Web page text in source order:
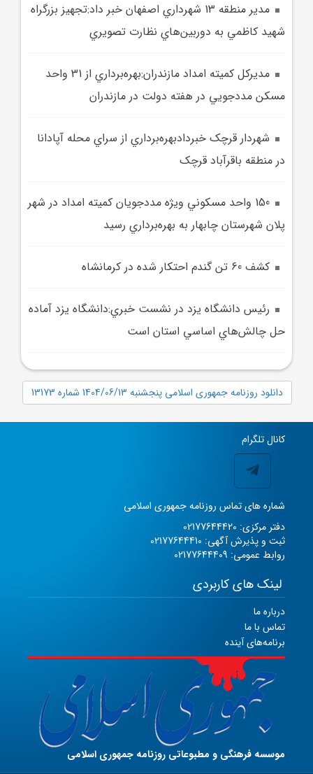
مدير منطقه 13 شهرداري اصفهان خبر داد:تجهيز بزرگراه
شهيد کاظمي به دوربين‌هاي نظارت تصويري
مديرکل کميته امداد مازندران:بهره‌برداري از 31 واحد
مسکن مددجويي در هفته دولت در مازندران
شهردار قرچک خبردادبهره‌برداري از سراي محله آپادانا
در منطقه باقرآباد قرچک
150 واحد مسکوني ويژه مددجويان کميته امداد در شهر
پلان شهرستان چابهار به بهره‌برداري رسيد
کشف 60 تن گندم احتکار شده در کرمانشاه
رئيس دانشگاه يزد در نشست خبري:دانشگاه يزد آماده
حل چالش‌هاي اساسي استان است
دانلود روزنامه جمهوری اسلامی پنجشنبه 1404/06/13 شماره 13173
کانال تلگرام
شماره های تماس روزنامه جمهوری اسلامی
دفتر مرکزی: 02177644420
ثبت و پذیرش آگهی: 02177644410
روابط عمومی: 02177644409
لینک های کاربردی
درباره ما
تماس با ما
برنامه‌های آینده
موسسه فرهنگی و مطبوعاتی روزنامه جمهوری اسلامی